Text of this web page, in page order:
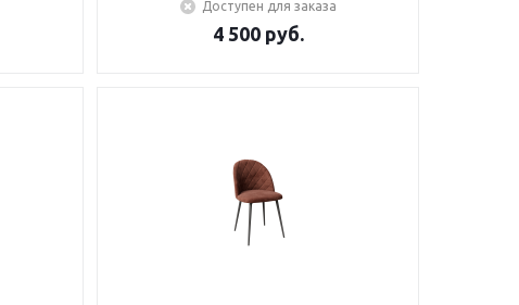
Доступен для заказа
4 500руб.